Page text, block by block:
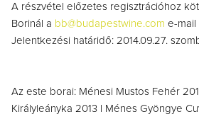
A részvétel előzetes regisztrációhoz
Borinál a bb@budapestwine.com e-mail
Jelentkezési határidő: 2014.09.27.
Az este borai: Ménesi Mustos Fehér
Királyleányka 2013 l Ménes Gyöngye